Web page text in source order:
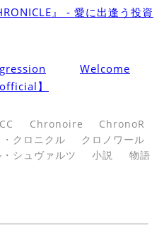
』 ‐ 愛に出逢う投資
Welcome
】
CC Chronoire
ChronoR
・クロニクル
クロノワール
シュヴァルツ
小説 物語